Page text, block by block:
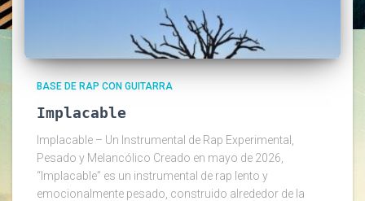
BASE DE RAP CON GUITARRA
Implacable
Implacable – Un Instrumental de Rap Experimental,
Pesado y Melancólico Creado en mayo de 2026,
“Implacable” es un instrumental de rap lento y
emocionalmente pesado, construido alrededor de la